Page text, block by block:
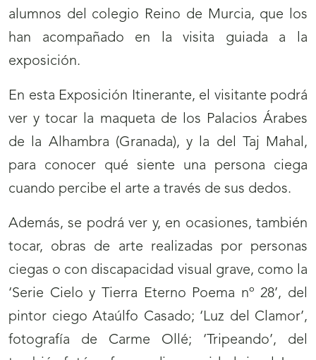
alumnos del colegio Reino de Murcia, que los
han acompañado en la visita guiada a la
exposición.
En esta Exposición Itinerante, el visitante podrá
ver y tocar la maqueta de los Palacios Árabes
de la Alhambra (Granada), y la del Taj Mahal,
para conocer qué siente una persona ciega
cuando percibe el arte a través de sus dedos.
Además, se podrá ver y, en ocasiones, también
tocar, obras de arte realizadas por personas
ciegas o con discapacidad visual grave, como la
‘Serie Cielo y Tierra Eterno Poema nº 28’, del
pintor ciego Ataúlfo Casado; ‘Luz del Clamor’,
fotografía de Carme Ollé; ‘Tripeando’, del